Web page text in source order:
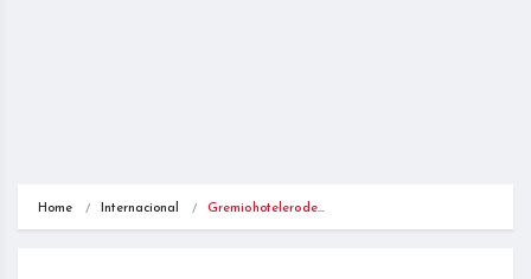
Home Internacional Gremio hotelero de…